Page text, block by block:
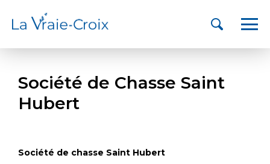
Société de Chasse Saint
Hubert
Société de chasse Saint Hubert